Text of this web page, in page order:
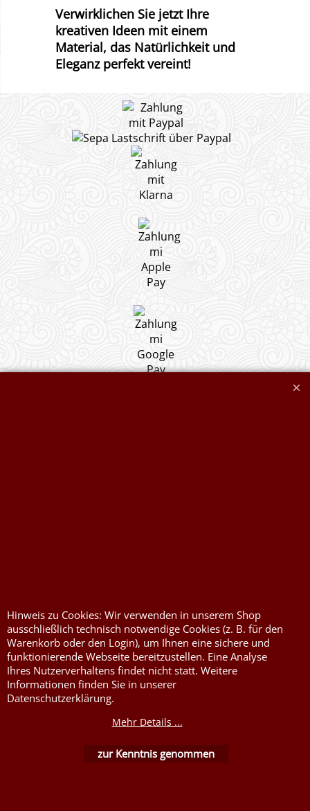
Verwirklichen Sie jetzt Ihre
kreativen Ideen mit einem
Material, das Natürlichkeit und
Eleganz perfekt vereint!
Kontaktformular
Füllwatte, Granulat
Flammschutzmittel
nach DIN4102B1
Flammenhemmende,
Hinweis zu Cookies: Wir verwenden in unserem Shop
ausschließlich technisch notwendige Cookies (z. B. für den
Warenkorb oder den Login), um Ihnen eine sichere und
funktionierende Webseite bereitzustellen. Eine Analyse
Ihres Nutzerverhaltens findet nicht statt. Weitere
Informationen finden Sie in unserer
Datenschutzerklärung.
Mehr Details ...
zur Kenntnis genommen